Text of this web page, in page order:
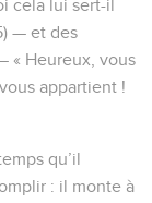
cela lui sert-il
— et des
« Heureux, vous
appartient !
qu’il
: il monte à